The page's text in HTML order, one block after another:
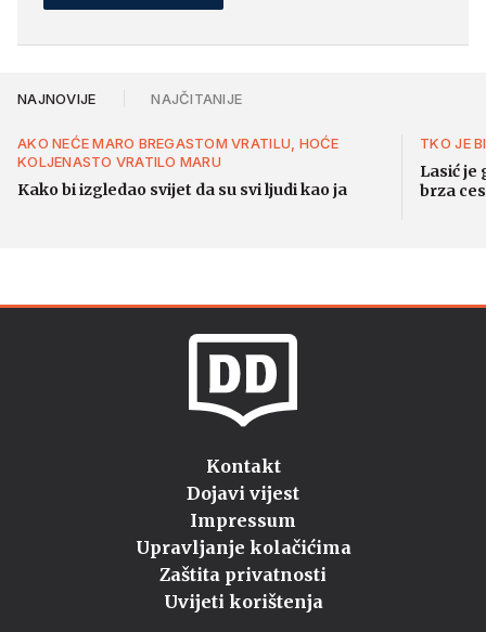
NAJNOVIJE NAJČITANIJE
AKO NEĆE MARO BREGASTOM VRATILU, HOĆE
KOLJENASTO VRATILO MARU
Kako bi izgledao svijet da su svi ljudi kao ja
TKO JE
Lasić je
brza
Kontakt
Dojavi vijest
Impressum
Upravljanje kolačićima
Zaštita privatnosti
Uvijeti korištenja